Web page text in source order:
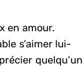
en amour.
s’aimer lui-
quelqu’un